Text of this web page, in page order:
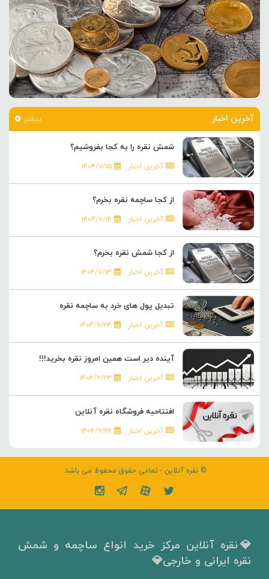
آخرین اخبار بیشتر
شمش نقره را به کجا بفروشیم؟
آخرین اخبار ۱۴۰۴/۷/۱۵
از کجا ساچمه نقره بخرم؟
آخرین اخبار ۱۴۰۴/۷/۱۴
از کجا شمش نقره بخرم؟
آخرین اخبار ۱۴۰۴/۷/۱۳
تبدیل پول های خرد به ساچمه نقره
آخرین اخبار ۱۴۰۴/۶/۲۳
آینده دیر است همین امروز نقره بخرید!!!
آخرین اخبار ۱۴۰۴/۶/۲۳
افتتاحیه فروشگاه نقره آنلاین
آخرین اخبار ۱۴۰۴/۶/۲۲
© نقره آنلاین - تمامی حقوق محفوظ می باشد.
💎نقره آنلاین مرکز خرید انواع ساچمه و شمش
نقره ایرانی و خارجی💎